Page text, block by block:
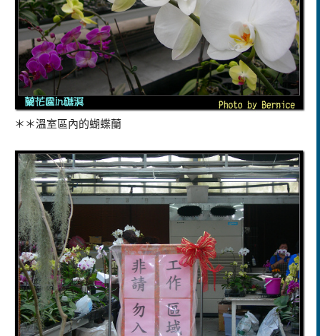
＊＊溫室區內的蝴蝶蘭